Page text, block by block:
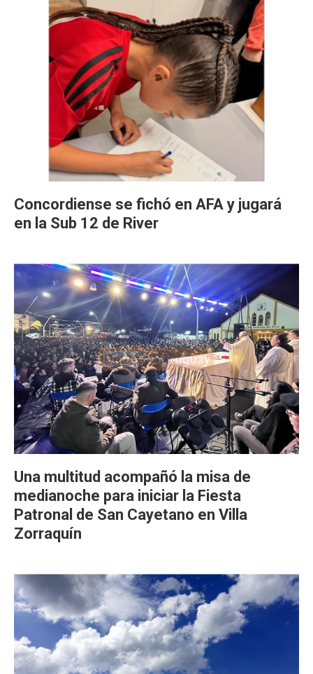
Concordiense se fichó en AFA y jugará
en la Sub 12 de River
Una multitud acompañó la misa de
medianoche para iniciar la Fiesta
Patronal de San Cayetano en Villa
Zorraquín